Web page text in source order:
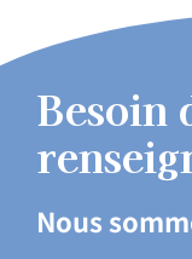
Besoin
Nous